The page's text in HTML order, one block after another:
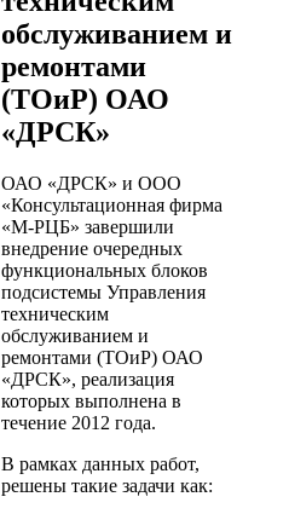
обслуживанием и
ремонтами
(ТОиР) ОАО
«ДРСК»
ОАО «ДРСК» и ООО
«Консультационная фирма
«М-РЦБ» завершили
внедрение очередных
функциональных блоков
подсистемы Управления
техническим
обслуживанием и
ремонтами (ТОиР) ОАО
«ДРСК», реализация
которых выполнена в
течение 2012 года.
В рамках данных работ,
решены такие задачи как: